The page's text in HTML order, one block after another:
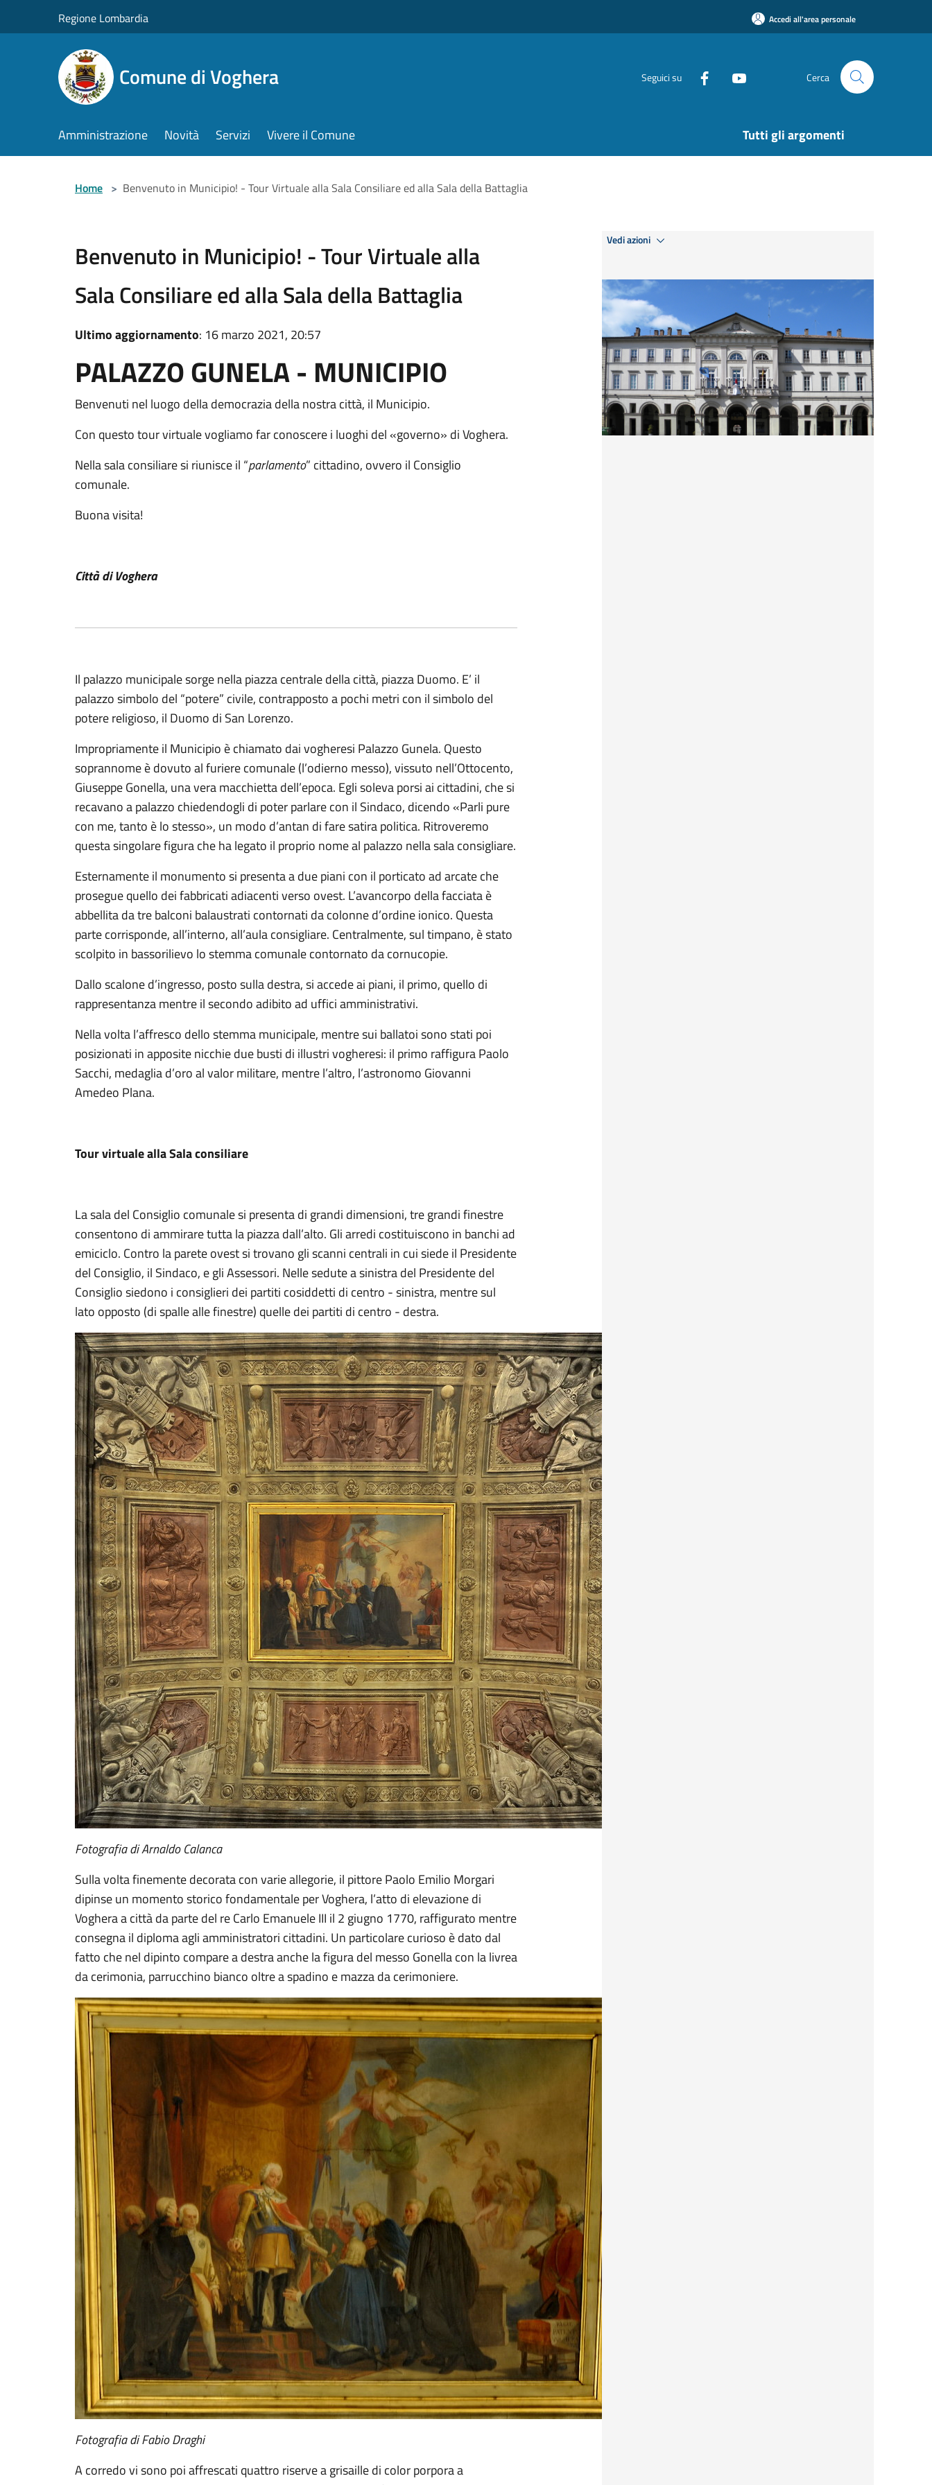
Regione Lombardia Accedi all'area personale
Comune di Voghera Seguici su Cerca
Amministrazione Novità Servizi Vivere il Comune Tutti gli argomenti
Home > Benvenuto in Municipio! - Tour Virtuale alla Sala Consiliare ed alla Sala della Battaglia
Benvenuto in Municipio! - Tour Virtuale alla
Sala Consiliare ed alla Sala della Battaglia
Ultimo aggiornamento: 16 marzo 2021, 20:57
PALAZZO GUNELA - MUNICIPIO
Benvenuti nel luogo della democrazia della nostra città, il Municipio.
Con questo tour virtuale vogliamo far conoscere i luoghi del «governo» di Voghera.
Nella sala consiliare si riunisce il “parlamento” cittadino, ovvero il Consiglio
comunale.
Buona visita!
Città di Voghera
Il palazzo municipale sorge nella piazza centrale della città, piazza Duomo. E’ il
palazzo simbolo del “potere” civile, contrapposto a pochi metri con il simbolo del
potere religioso, il Duomo di San Lorenzo.
Impropriamente il Municipio è chiamato dai vogheresi Palazzo Gunela. Questo
soprannome è dovuto al furiere comunale (l’odierno messo), vissuto nell’Ottocento,
Giuseppe Gonella, una vera macchietta dell’epoca. Egli soleva porsi ai cittadini, che si
recavano a palazzo chiedendogli di poter parlare con il Sindaco, dicendo «Parli pure
con me, tanto è lo stesso», un modo d’antan di fare satira politica. Ritroveremo
questa singolare figura che ha legato il proprio nome al palazzo nella sala consigliare.
Esternamente il monumento si presenta a due piani con il porticato ad arcate che
prosegue quello dei fabbricati adiacenti verso ovest. L’avancorpo della facciata è
abbellita da tre balconi balaustrati contornati da colonne d’ordine ionico. Questa
parte corrisponde, all’interno, all’aula consigliare. Centralmente, sul timpano, è stato
scolpito in bassorilievo lo stemma comunale contornato da cornucopie.
Dallo scalone d’ingresso, posto sulla destra, si accede ai piani, il primo, quello di
rappresentanza mentre il secondo adibito ad uffici amministrativi.
Nella volta l’affresco dello stemma municipale, mentre sui ballatoi sono stati poi
posizionati in apposite nicchie due busti di illustri vogheresi: il primo raffigura Paolo
Sacchi, medaglia d’oro al valor militare, mentre l’altro, l’astronomo Giovanni
Amedeo Plana.
Tour virtuale alla Sala consiliare
La sala del Consiglio comunale si presenta di grandi dimensioni, tre grandi finestre
consentono di ammirare tutta la piazza dall’alto. Gli arredi costituiscono in banchi ad
emiciclo. Contro la parete ovest si trovano gli scanni centrali in cui siede il Presidente
del Consiglio, il Sindaco, e gli Assessori. Nelle sedute a sinistra del Presidente del
Consiglio siedono i consiglieri dei partiti cosiddetti di centro - sinistra, mentre sul
lato opposto (di spalle alle finestre) quelle dei partiti di centro - destra.
Fotografia di Arnaldo Calanca
Sulla volta finemente decorata con varie allegorie, il pittore Paolo Emilio Morgari
dipinse un momento storico fondamentale per Voghera, l’atto di elevazione di
Voghera a città da parte del re Carlo Emanuele III il 2 giugno 1770, raffigurato mentre
consegna il diploma agli amministratori cittadini. Un particolare curioso è dato dal
fatto che nel dipinto compare a destra anche la figura del messo Gonella con la livrea
da cerimonia, parrucchino bianco oltre a spadino e mazza da cerimoniere.
Fotografia di Fabio Draghi
A corredo vi sono poi affrescati quattro riserve a grisaille di color porpora a
Vedi azioni